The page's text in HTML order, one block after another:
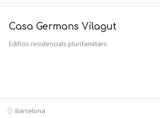
Casa Germans Vilagut
Edificis residencials plurifamiliars
Barcelona